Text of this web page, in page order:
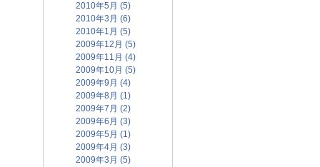
2010年5月 (5)
2010年3月 (6)
2010年1月 (5)
2009年12月 (5)
2009年11月 (4)
2009年10月 (5)
2009年9月 (4)
2009年8月 (1)
2009年7月 (2)
2009年6月 (3)
2009年5月 (1)
2009年4月 (3)
2009年3月 (5)